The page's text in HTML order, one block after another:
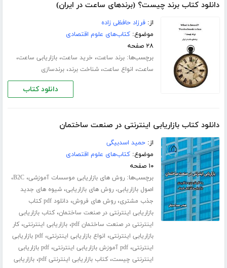
دانلود کتاب برند چیست؟ (برندهای ساعت در ایران)
از:فرزاد حافظی زاده
موضوع:کتاب‌های علوم اقتصادی
۲۸ صفحه
برچسب‌ها:برند ساعت، خرید ساعت،بازاریابی ساعت،
ساعت، انواع ساعت،شناخت برند،برندسازی
دانلود کتاب
دانلود کتاب بازاریابی اینترنتی در صنعت ساختمان
از:حمید اسدبیگی
موضوع:کتاب‌های علوم اقتصادی
۱۰ صفحه
برچسب‌ها:روش های بازاریابی موسسات آموزشی،B2C،
اصول بازاریابی، روش های بازاریابی،شیوه های جدید
جذب مشتری،روش های فروش،
دانلود pdf کتاب
بازاریابی اینترنتی در صنعت ساختمان،کتاب بازاریابی
اینترنتی در صنعت ساختمان pdf
،بازاریابی اینترنتی،کار
بازاریابی اینترنتی، انواع بازاریابی اینترنتی،
pdf بازاریابی
اینترنتی،pdf آموزش بازاریابی اینترنتی ،
pdf بازاریابی
اینترنتی چیست،کتاب بازاریابی اینترنتی pdf ،بازاریابی